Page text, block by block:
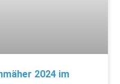
2024 im